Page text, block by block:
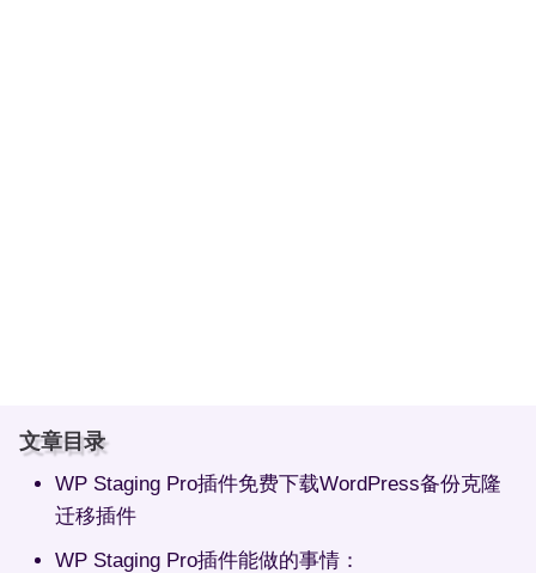
文章目录
WP Staging Pro插件免费下载WordPress备份克隆
迁移插件
WP Staging Pro插件能做的事情：